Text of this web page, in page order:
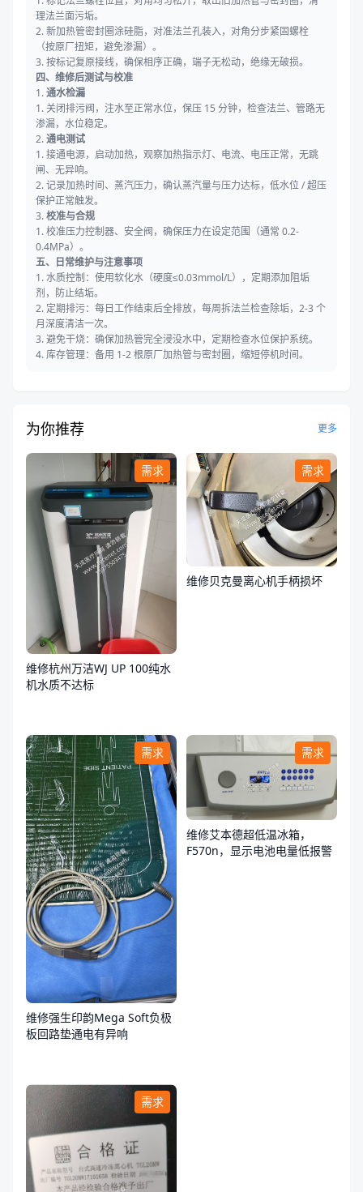
理法兰面污垢。
2. 新加热管密封圈涂硅脂，对准法兰孔装入，对角分步紧固螺栓
（按原厂扭矩，避免渗漏）。
3. 按标记复原接线，确保相序正确，端子无松动，绝缘无破损。
四、维修后测试与校准
1.通水检漏
1. 关闭排污阀，注水至正常水位，保压 15 分钟，检查法兰、管路无
渗漏，水位稳定。
2.通电测试
1. 接通电源，启动加热，观察加热指示灯、电流、电压正常，无跳
闸、无异响。
2. 记录加热时间、蒸汽压力，确认蒸汽量与压力达标，低水位 / 超压
保护正常触发。
3.校准与合规
1. 校准压力控制器、安全阀，确保压力在设定范围（通常 0.2-
0.4MPa）。
五、日常维护与注意事项
1. 水质控制：使用软化水（硬度≤0.03mmol/L），定期添加阻垢
剂，防止结垢。
2. 定期排污：每日工作结束后全排放，每周拆法兰检查除垢，2-3 个
月深度清洁一次。
3. 避免干烧：确保加热管完全浸没水中，定期检查水位保护系统。
4. 库存管理：备用 1-2 根原厂加热管与密封圈，缩短停机时间。
为你推荐 更多
需求
维修杭州万洁WJ UP 100纯水
机水质不达标
需求
维修贝克曼离心机手柄损坏
需求
维修强生印韵Mega Soft负极
板回路垫通电有异响
需求
维修艾本德超低温冰箱，
F570n，显示电池电量低报警
需求